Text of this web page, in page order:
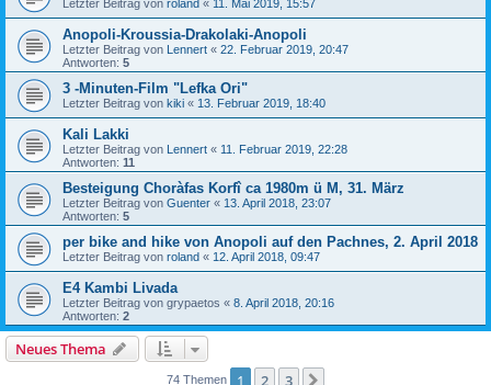
Letzter Beitrag von roland « 11. Mai 2019, 15:57
Anopoli-Kroussia-Drakolaki-Anopoli
Letzter Beitrag von Lennert « 22. Februar 2019, 20:47
Antworten: 5
3 -Minuten-Film "Lefka Ori"
Letzter Beitrag von kiki « 13. Februar 2019, 18:40
Kali Lakki
Letzter Beitrag von Lennert « 11. Februar 2019, 22:28
Antworten: 11
Besteigung Choràfas Korfî ca 1980m ü M, 31. März
Letzter Beitrag von Guenter « 13. April 2018, 23:07
Antworten: 5
per bike and hike von Anopoli auf den Pachnes, 2. April 2018
Letzter Beitrag von roland « 12. April 2018, 09:47
E4 Kambi Livada
Letzter Beitrag von grypaetos « 8. April 2018, 20:16
Antworten: 2
Neues Thema
74 Themen 1 2 3